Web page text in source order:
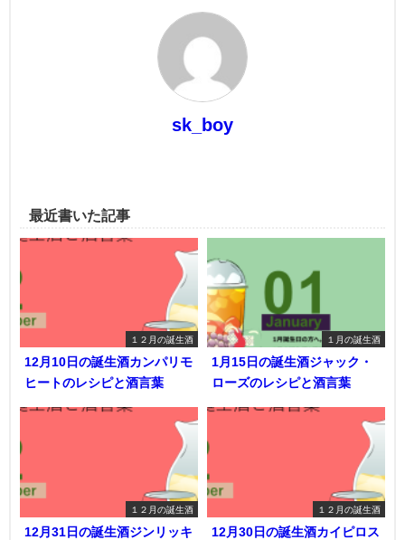
sk_boy
最近書いた記事
１２月の誕生酒
12月10日の誕生酒カンパリモ
ヒートのレシピと酒言葉
１月の誕生酒
1月15日の誕生酒ジャック・
ローズのレシピと酒言葉
１２月の誕生酒
12月31日の誕生酒ジンリッキ
１２月の誕生酒
12月30日の誕生酒カイピロス